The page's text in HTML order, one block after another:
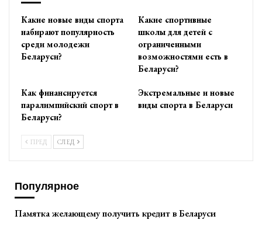
Какие новые виды спорта
набирают популярность
среди молодежи
Беларуси?
Какие спортивные
школы для детей с
ограниченными
возможностями есть в
Беларуси?
Как финансируется
паралимпийский спорт в
Беларуси?
Экстремальные и новые
виды спорта в Беларуси
ПРЕД СЛЕД
Популярное
Памятка желающему получить кредит в Беларуси